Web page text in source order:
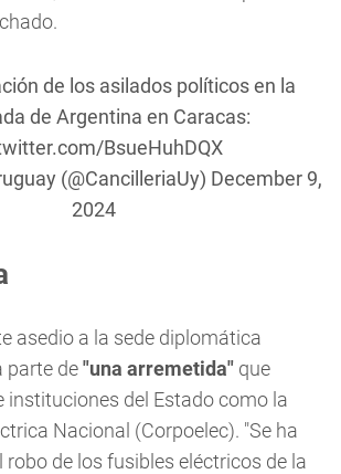
de los asilados políticos en la
de Argentina en Caracas:
BsueHuhDQX
(@CancilleriaUy) December 9,
2024
asedio a la sede diplomática
parte de"una arremetida" que
instituciones del Estado como la
Nacional (Corpoelec). "Se ha
robo de los fusibles eléctricos de la